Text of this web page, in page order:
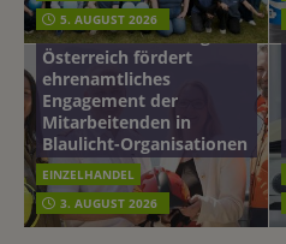
5. AUGUST 2026
mehr vom leben tag: dm
Österreich fördert
ehrenamtliches
Engagement der
Mitarbeitenden in
Blaulicht-Organisationen
EINZELHANDEL
3. AUGUST 2026